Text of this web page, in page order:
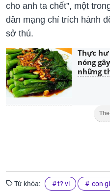
cho anh ta chết”, một
dân mạng chỉ trích hành
sở thú.
Thực
nóng
những
Từ khóa: t? vi con